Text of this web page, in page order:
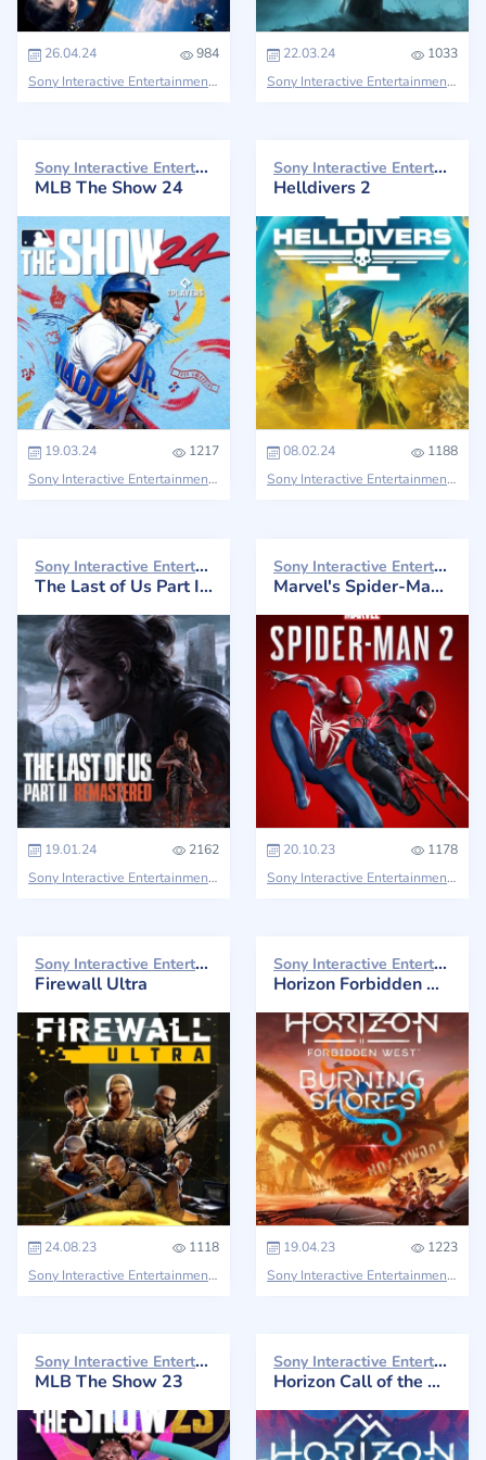
26.04.24
984
Sony Interactive Entertainment
22.03.24
1033
Sony Interactive Entertainment
Sony Interactive Entertainment 2024
MLB The Show 24
19.03.24
1217
Sony Interactive Entertainment
Sony Interactive Entertainment 2024
Helldivers 2
08.02.24
1188
Sony Interactive Entertainment
Sony Interactive Entertainment 2024
The Last of Us Part II: Remastered
19.01.24
2162
Sony Interactive Entertainment
The Last of Us
Sony Interactive Entertainment 2023
Marvel's Spider-Man 2
20.10.23
1178
Sony Interactive Entertainment
Sony Interactive Entertainment 2023
Firewall Ultra
24.08.23
1118
Sony Interactive Entertainment
Firewall
Sony Interactive Entertainment 2023
Horizon Forbidden West: Burning Shores
19.04.23
1223
Sony Interactive Entertainment
Sony Interactive Entertainment 2023
MLB The Show 23
Sony Interactive Entertainment 2023
Horizon Call of the Mountain